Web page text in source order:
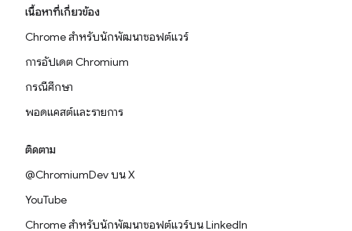
เนื้อหาที่เกี่ยวข้อง
Chrome สำหรับนักพัฒนาซอฟต์แวร์
การอัปเดต Chromium
กรณีศึกษา
พอดแคสต์และรายการ
ติดตาม
@ChromiumDev บน X
YouTube
Chrome สำหรับนักพัฒนาซอฟต์แวร์บน LinkedIn